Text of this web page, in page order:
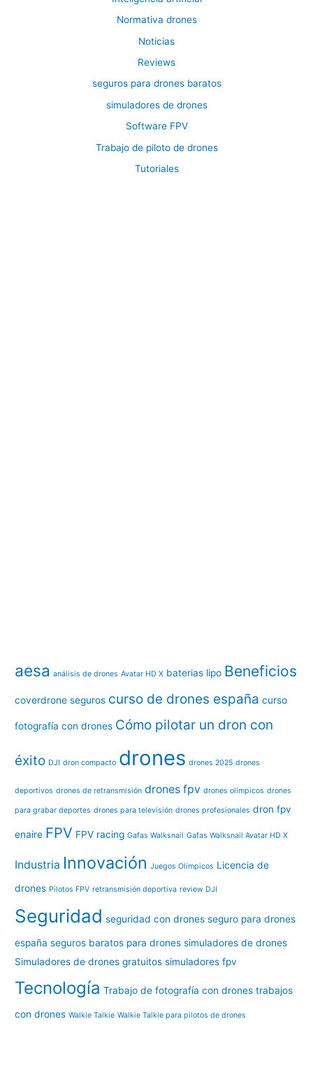
Normativa drones
Noticias
Reviews
seguros para drones baratos
simuladores de drones
Software FPV
Trabajo de piloto de drones
Tutoriales
aesa análisis de drones Avatar HD X baterias lipo Beneficios
coverdrone seguros curso de drones españa curso
fotografía con drones Cómo pilotar un dron con
éxito DJI dron compacto drones drones 2025 drones
deportivos drones de retransmisión drones fpv drones olímpicos drones
para grabar deportes drones para televisión drones profesionales dron fpv
enaire FPV FPV racing Gafas Walksnail Gafas Walksnail Avatar HD X
Industria Innovación Juegos Olímpicos Licencia de
drones Pilotos FPV retransmisión deportiva review DJI
Seguridad seguridad con drones seguro para drones
españa seguros baratos para drones simuladores de drones
Simuladores de drones gratuitos simuladores fpv
Tecnología Trabajo de fotografía con drones trabajos
con drones Walkie Talkie Walkie Talkie para pilotos de drones